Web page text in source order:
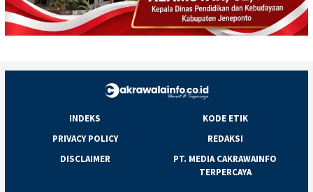
INDEKS
KODE ETIK
PRIVACY POLICY
REDAKSI
DISCLAIMER
PT. MEDIA CAKRAWAINFO
TERPERCAYA